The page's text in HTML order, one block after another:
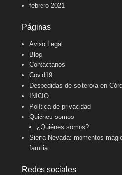
febrero 2021
Páginas
Aviso Legal
Blog
Contáctanos
Covid19
Despedidas de soltero/a en
INICIO
Política de privacidad
Quiénes somos
¿Quiénes somos?
Sierra Nevada: momentos
familia
Redes sociales